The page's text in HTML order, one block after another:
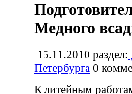
Медного
15.11.2010 раздел:
Петербурга 0
К литейным